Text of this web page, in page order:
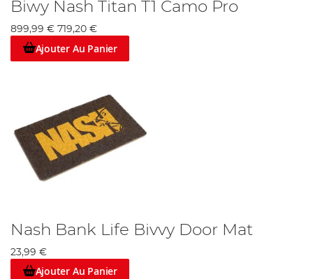
Biwy Nash Titan T1 Camo Pro
899,99 € 719,20 €
Ajouter Au Panier
Nash Bank Life Bivvy Door Mat
23,99 €
Ajouter Au Panier